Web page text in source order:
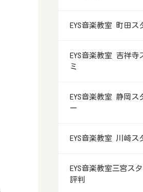
EYS音楽教室 町田ス
EYS音楽教室 吉祥寺
ミ
EYS音楽教室 静岡ス
ー
EYS音楽教室 川崎ス
EYS音楽教室三宮ス
評判